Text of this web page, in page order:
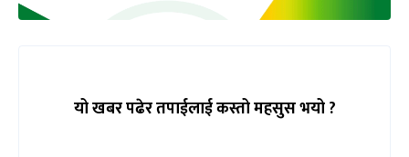
यो खबर पढेर तपाईलाई कस्तो महसुस भयो ?